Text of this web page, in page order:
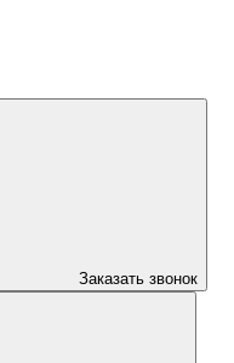
Заказать звонок